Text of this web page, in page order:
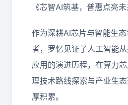
《芯智AI筑基，普惠点亮
作为深耕AI芯片与智能生
者，罗忆见证了人工智能
应用的演进历程，在算力
理技术路线探索与产业生
厚积累。